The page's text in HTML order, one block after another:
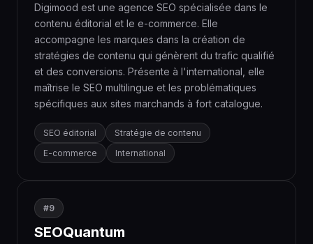
Digimood est une agence SEO spécialisée dans le
contenu éditorial et le e-commerce. Elle
accompagne les marques dans la création de
stratégies de contenu qui génèrent du trafic qualifié
et des conversions. Présente à l'international, elle
maîtrise le SEO multilingue et les problématiques
spécifiques aux sites marchands à fort catalogue.
SEO éditorial
Stratégie de contenu
E-commerce
International
#9
SEOQuantum